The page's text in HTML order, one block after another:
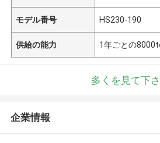
モデル番号 HS230-190
供給の能力 1年ごとの
多くを見て下
企業情報